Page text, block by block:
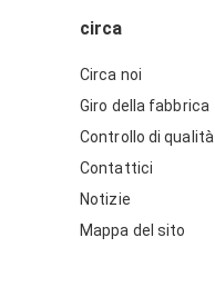
circa
Circa noi
Giro della fabbrica
Controllo di qualità
Contattici
Notizie
Mappa del sito